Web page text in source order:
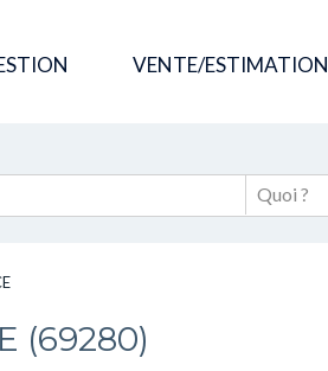
VENTE/ESTIMATION
(69280)